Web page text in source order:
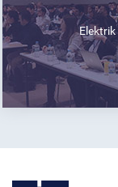
Elektrik